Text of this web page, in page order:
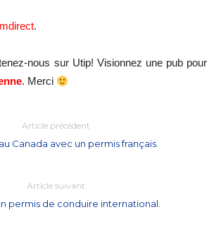
.
nous sur Utip! Visionnez une pub pour
. Merci
Article précédent
Canada avec un permis français.
Article suivant
permis de conduire international.